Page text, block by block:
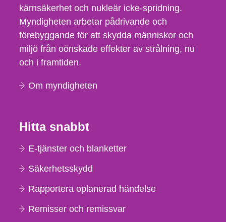
kärnsäkerhet och nukleär icke-spridning.
Myndigheten arbetar pådrivande och
förebyggande för att skydda människor och
miljö från oönskade effekter av strålning, nu
och i framtiden.
Om myndigheten
Hitta snabbt
E-tjänster och blanketter
Säkerhetsskydd
Rapportera oplanerad händelse
Remisser och remissvar